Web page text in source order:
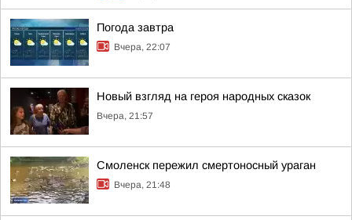
Погода завтра
Вчера, 22:07
Новый взгляд на героя народных сказок
Вчера, 21:57
Смоленск пережил смертоносный ураган
Вчера, 21:48